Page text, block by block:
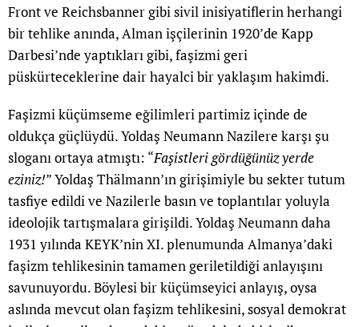
Front ve Reichsbanner gibi sivil inisiyatiflerin herhangi
bir tehlike anında, Alman işçilerinin 1920’de Kapp
Darbesi’nde yaptıkları gibi, faşizmi geri
püskürteceklerine dair hayalci bir yaklaşım hakimdi.
Faşizmi küçümseme eğilimleri partimiz içinde de
oldukça güçlüydü. Yoldaş Neumann Nazilere karşı şu
sloganı ortaya atmıştı: “Faşistleri gördüğünüz yerde
eziniz!” Yoldaş Thälmann’ın girişimiyle bu sekter tutum
tasfiye edildi ve Nazilerle basın ve toplantılar yoluyla
ideolojik tartışmalara girişildi. Yoldaş Neumann daha
1931 yılında KEYK’nin XI. plenumunda Almanya’daki
faşizm tehlikesinin tamamen geriletildiği anlayışını
savunuyordu. Böylesi bir küçümseyici anlayış, oysa
aslında mevcut olan faşizm tehlikesini, sosyal demokrat